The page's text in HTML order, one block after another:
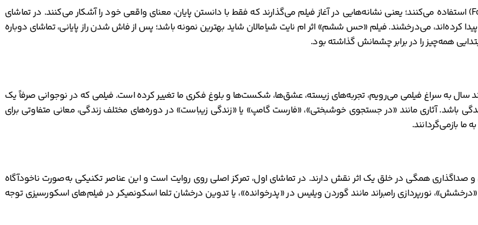
کارگردانان بزرگ همواره از تکنیکی به نام «پیش‌آگاهی» یا فورشدوئینگ (Foreshadowing) استفاده می‌کنند؛ یعنی نشانه‌هایی در آغاز فیلم می‌گذارند که فقط با دانستن پایان، معنای واقعی خود را آشکار می‌کنند. در تماشای
کرده‌اند، می‌درخشند. فیلم «حس ششم» اثر ام نایت شیامالان شاید بهترین نمونه باشد؛ پس از فاش شدن راز پایانی، تماشای دوباره
همه‌چیز را در برابر چشمانش گذاشته بود.
سال به سراغ فیلمی می‌رویم، تجربه‌های زیسته، عشق‌ها، شکست‌ها و بلوغ فکری ما تغییر کرده است. فیلمی که در نوجوانی صرفاً یک
باشد. آثاری مانند «در جستجوی خوشبختی»، «فارست گامپ» یا «زندگی زیباست» در دوره‌های مختلف زندگی، معانی متفاوتی برای
ما بازمی‌گردانند.
و صداگذاری همگی در خلق یک اثر نقش دارند. در تماشای اول، تمرکز اصلی روی روایت است و این عناصر تکنیکی به‌صورت ناخودآگاه
نورپردازی رامبراند مانند گوردن ویلیس در «پدرخوانده»، یا تدوین درخشان تلما اسکونمیکر در فیلم‌های اسکورسیزی توجه